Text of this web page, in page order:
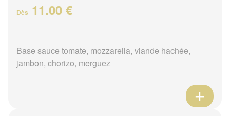
Dès 11.00 €
Base sauce tomate, mozzarella, viande hachée,
jambon, chorizo, merguez